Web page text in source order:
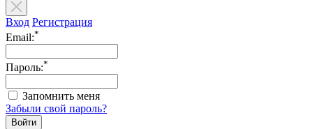
Вход Регистрация
Email:*
Пароль:*
Запомнить меня
Забыли свой пароль?